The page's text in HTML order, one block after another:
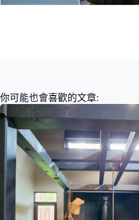
你可能也會喜歡的文章: